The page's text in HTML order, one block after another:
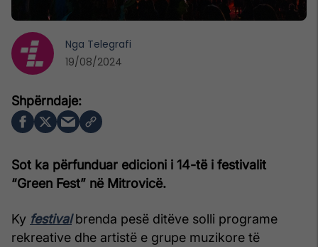
Sot ka përfunduar edicioni i 14-të i festivalit
“Green Fest” në Mitrovicë.
Ky festivalbrenda pesë ditëve solli programe
rekreative dhe artistë e grupe muzikore të
Nga Telegrafi
19/08/2024